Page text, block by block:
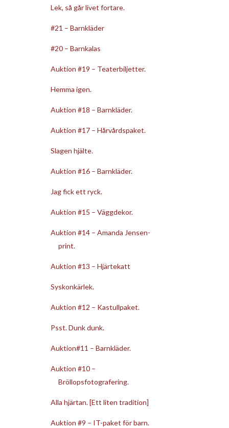
Lek, så går livet fortare.
#21 – Barnkläder
#20 – Barnkalas
Auktion #19 – Teaterbiljetter.
Hemma igen.
Auktion #18 – Barnkläder.
Auktion #17 – Hårvårdspaket.
Slagen hjälte.
Auktion #16 – Barnkläder.
Jag fick ett ryck.
Auktion #15 – Väggdekor.
Auktion #14 – Amanda Jensen-
print.
Auktion #13 – Hjärtekatt
Syskonkärlek.
Auktion #12 – Kastullpaket.
Psst. Dunk dunk.
Auktion#11 – Barnkläder.
Auktion #10 –
Bröllopsfotografering.
Alla hjärtan. [Ett liten tradition]
Auktion #9 – IT-paket för barn.